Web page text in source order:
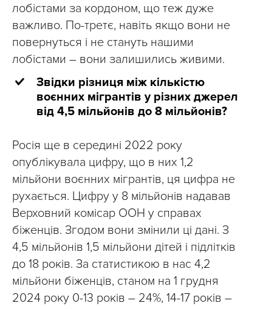
лобістами за кордоном, що теж дуже
важливо. По-третє, навіть якщо вони не
повернуться і не стануть нашими
лобістами – вони залишились живими.
Звідки різниця між кількістю
воєнних мігрантів у різних джерел
від 4,5 мільйонів до 8 мільйонів?
Росія ще в середині 2022 року
опублікувала цифру, що в них 1,2
мільйони воєнних мігрантів, ця цифра не
рухається. Цифру у 8 мільйонів надавав
Верховний комісар ООН у справах
біженців. Згодом вони змінили ці дані. З
4,5 мільйонів 1,5 мільйони дітей і підлітків
до 18 років. За статистикою в нас 4,2
мільйони біженців, станом на 1 грудня
2024 року 0-13 років – 24%, 14-17 років –